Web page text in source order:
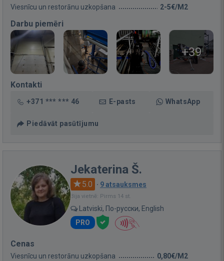
Viesnīcu un restorānu uzkopšana 2-5€/M2
Darbu piemēri
+39
Kontakti
+371 *** *** 46 E-pasts WhatsApp
Piedāvāt pasūtījumu
Jekaterina Š.
5.0 · 9 atsauksmes
Bija vietnē: Pirms 14 st.
Latviski, По-русски, English
PRO
Cenas
Viesnīcu un restorānu uzkopšana
0,80€/M2